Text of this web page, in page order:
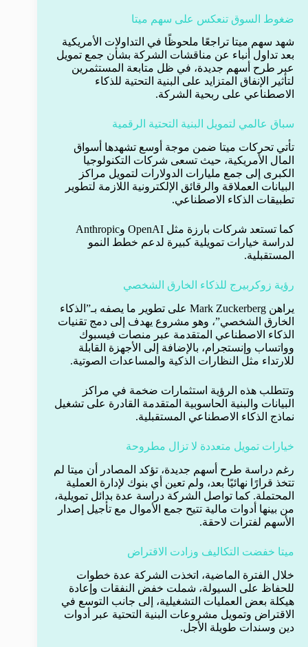
ضغوط السوق تنعكس على سهم ميتا
شهد سهم ميتا تراجعًا ملحوظًا في التداولات الأمريكية
بعد تداول أنباء عن مناقشات الشركة بشأن جمع تمويل
عبر طرح أسهم جديدة، في ظل متابعة المستثمرين
لتأثير الإنفاق المتزايد على البنية التحتية للذكاء
الاصطناعي على ربحية الشركة.
سباق عالمي لتمويل البنية التحتية الرقمية
تأتي تحركات ميتا ضمن موجة أوسع تشهدها أسواق
المال الأمريكية، حيث تسعى شركات التكنولوجيا
الكبرى إلى جمع مليارات الدولارات لتمويل مراكز
البيانات العملاقة والرقائق الإلكترونية اللازمة لتطوير
تطبيقات الذكاء الاصطناعي.
كما تستعد شركات بارزة مثل OpenAI وAnthropic
لدراسة خيارات تمويلية كبيرة لدعم خطط النمو
المستقبلية.
رؤية زوكربيرج للذكاء الخارق الشخصي
يراهن Mark Zuckerberg على تطوير ما يصفه بـ”الذكاء
الخارق الشخصي”، وهو مشروع يهدف إلى دمج تقنيات
الذكاء الاصطناعي المتقدمة عبر منصات فيسبوك
وواتساب وإنستجرام، بالإضافة إلى الأجهزة القابلة
للارتداء مثل النظارات الذكية والمساعدات الصوتية.
وتتطلب هذه الرؤية استثمارات ضخمة في مراكز
البيانات والبنية الحاسوبية المتقدمة القادرة على تشغيل
نماذج الذكاء الاصطناعي المستقبلية.
خيارات تمويل متعددة لا تزال مطروحة
رغم دراسة طرح أسهم جديدة، تؤكد المصادر أن ميتا لم
تتخذ قرارًا نهائيًا بعد، ولم تعين أي بنوك لإدارة العملية
المحتملة. كما تواصل الشركة دراسة عدة بدائل تمويلية،
من بينها أدوات مالية تتيح جمع الأموال مع تأجيل إصدار
الأسهم لفترات لاحقة.
ميتا خفضت التكاليف وزادت الاقتراض
خلال الفترة الماضية، اتخذت الشركة عدة خطوات
للحفاظ على السيولة، شملت خفض النفقات وإعادة
هيكلة بعض العمليات التشغيلية، إلى جانب التوسع في
الاقتراض وتمويل مشروعات البنية التحتية عبر أدوات
دين وسندات طويلة الأجل.